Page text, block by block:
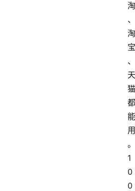
淘
、
淘
宝
、
天
猫
都
能
用
。
1
0
0